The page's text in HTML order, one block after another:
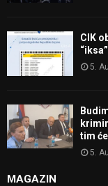
CIK
5.
tim
5.
MAGAZIN